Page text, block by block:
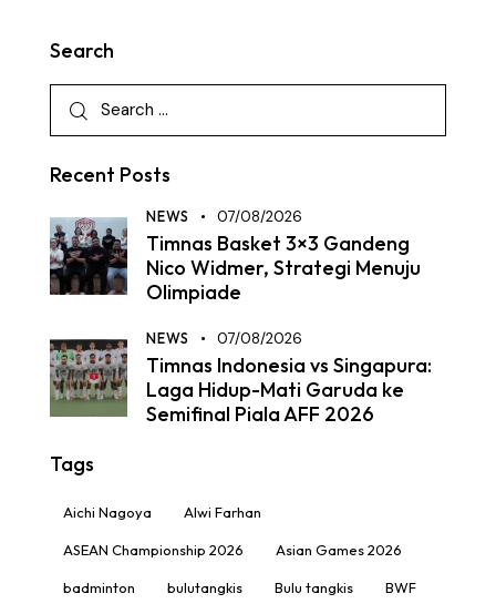
Search
Recent Posts
NEWS 07/08/2026
Timnas Basket 3×3 Gandeng
Nico Widmer, Strategi Menuju
Olimpiade
NEWS 07/08/2026
Timnas Indonesia vs Singapura:
Laga Hidup-Mati Garuda ke
Semifinal Piala AFF 2026
Tags
Aichi Nagoya Alwi Farhan
ASEAN Championship 2026 Asian Games 2026
badminton bulutangkis Bulu tangkis BWF